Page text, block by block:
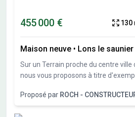
455 000 € 130
Maison neuve • Lons le saunier
Sur un Terrain proche du centre ville
nous vous proposons à titre
Proposé par ROCH -